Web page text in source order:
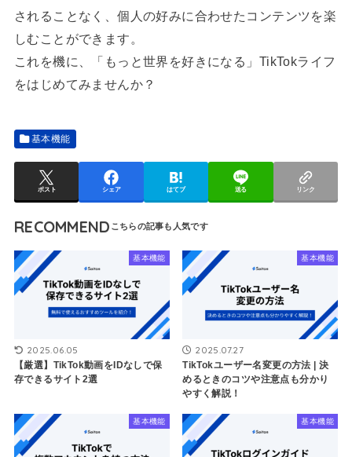
されることなく、個人の好みに合わせたコンテンツを楽
しむことができます。
これを機に、「もっと世界を好きになる」TikTokライフ
をはじめてみませんか？
基本機能
ポスト シェア はてブ 送る リンク
RECOMMEND
基本機能
2025.06.05
【厳選】TikTok動画をIDなしで保
存できるサイト2選
基本機能
2025.07.27
TikTokユーザー名変更の方法 | 決
めるときのコツや注意点も分かり
やすく解説！
基本機能 基本機能